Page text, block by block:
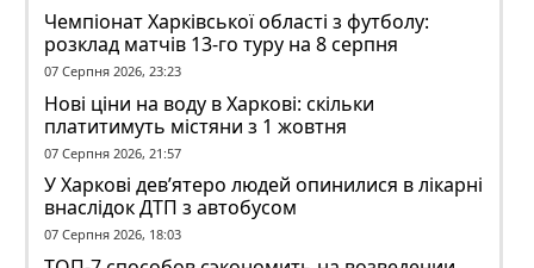
Чемпіонат Харківської області з футболу:
розклад матчів 13-го туру на 8 серпня
07 Серпня 2026, 23:23
Нові ціни на воду в Харкові: скільки
платитимуть містяни з 1 жовтня
07 Серпня 2026, 21:57
У Харкові дев’ятеро людей опинилися в лікарні
внаслідок ДТП з автобусом
07 Серпня 2026, 18:03